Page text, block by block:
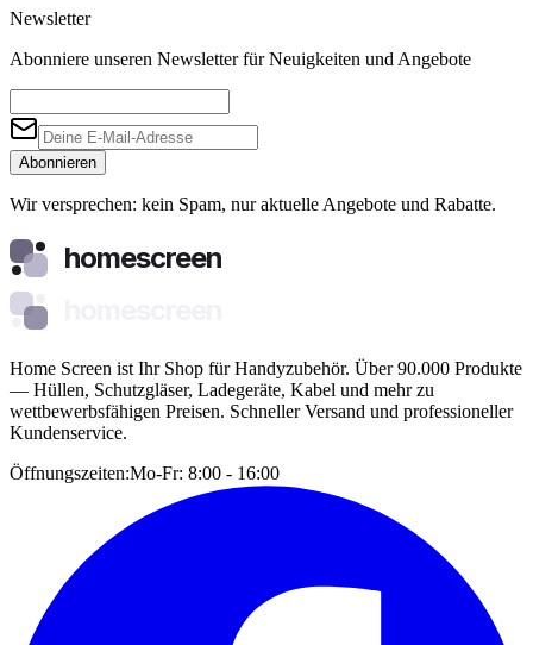
Newsletter
Abonniere unseren Newsletter für Neuigkeiten und Angebote
Abonnieren
Wir versprechen: kein Spam, nur aktuelle Angebote und Rabatte.
homescreen
Home Screen ist Ihr Shop für Handyzubehör. Über 90.000 Produkte
— Hüllen, Schutzgläser, Ladegeräte, Kabel und mehr zu
wettbewerbsfähigen Preisen. Schneller Versand und professioneller
Kundenservice.
Öffnungszeiten:Mo-Fr: 8:00 - 16:00